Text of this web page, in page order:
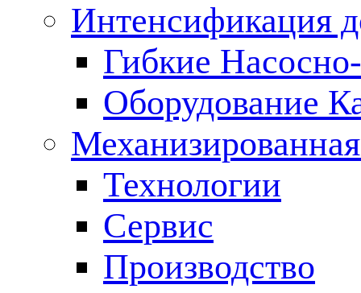
Интенсификация
Гибкие
Оборудование
Технологии
Сервис
Производство